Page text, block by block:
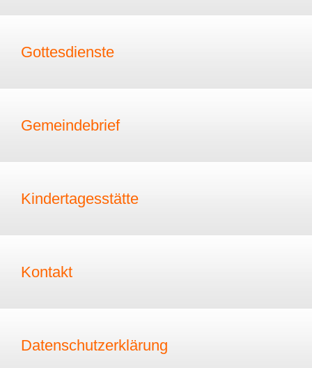
Gottesdienste
Gemeindebrief
Kindertagesstätte
Kontakt
Datenschutzerklärung